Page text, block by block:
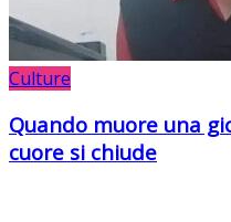
Culture
Quando muore una
cuore si chiude